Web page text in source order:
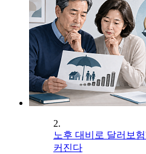
2.
노후 대비로 달러보
커진다